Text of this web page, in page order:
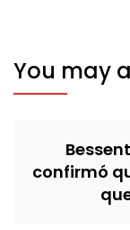
You may
confirmó